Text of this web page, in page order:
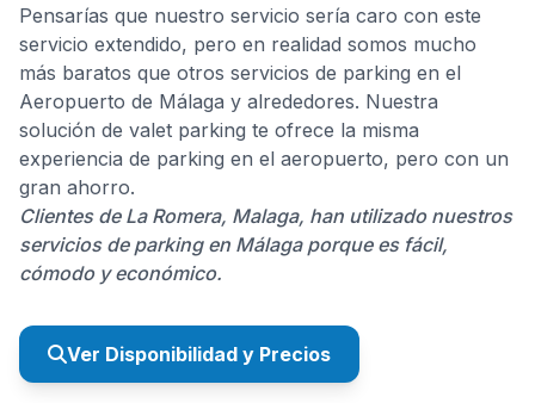
Pensarías que nuestro servicio sería caro con este
servicio extendido, pero en realidad somos mucho
más baratos que otros servicios de parking en el
Aeropuerto de Málaga y alrededores. Nuestra
solución de valet parking te ofrece la misma
experiencia de parking en el aeropuerto, pero con un
gran ahorro.
Clientes de La Romera, Malaga, han utilizado nuestros
servicios de parking en Málaga porque es fácil,
cómodo y económico.
Ver Disponibilidad y Precios